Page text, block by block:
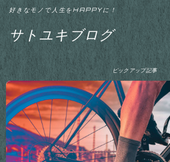
サトユキブログ
好きなモノで人生をHAPPYに！
ピックアップ記事